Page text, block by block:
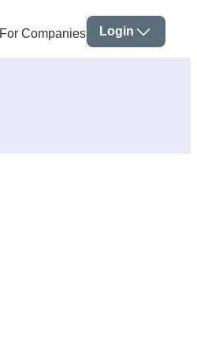
For Companies Login